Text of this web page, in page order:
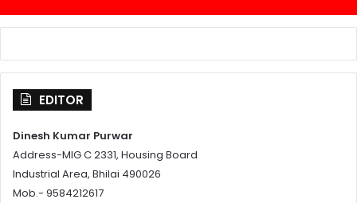
EDITOR
Dinesh Kumar Purwar
Address-MIG C 2331, Housing Board
Industrial Area, Bhilai 490026
Mob.- 9584212617